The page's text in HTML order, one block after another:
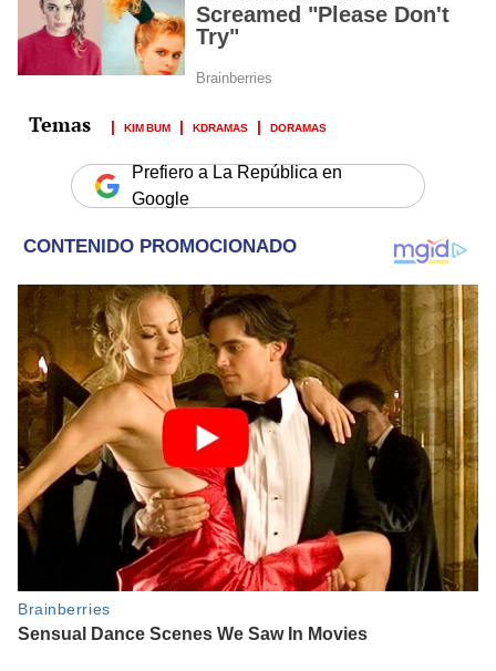
KIM BUM KDRAMAS DORAMAS
Prefiero a La República en
Google